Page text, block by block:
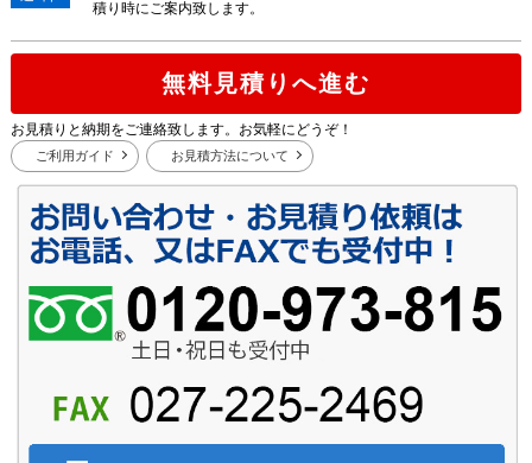
積り時にご案内致します。
無料見積りへ進む
お見積りと納期をご連絡致します。お気軽にどうぞ！
ご利用ガイド お見積方法について